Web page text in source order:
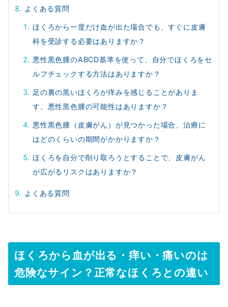
よくある質問
ほくろから一度だけ血が出た場合でも、すぐに皮膚
科を受診する必要はありますか？
悪性黒色腫のABCD基準を使って、自分でほくろをセ
ルフチェックする方法はありますか？
足の裏の黒いほくろが痒みを感じることがありま
す。悪性黒色腫の可能性はありますか？
悪性黒色腫（皮膚がん）が見つかった場合、治療に
はどのくらいの期間がかかりますか？
ほくろを自分で削り取ろうとすることで、皮膚がん
が広がるリスクはありますか？
よくある質問
ほくろから血が出る・痒い・痛いのは
危険なサイン？正常なほくろとの違い